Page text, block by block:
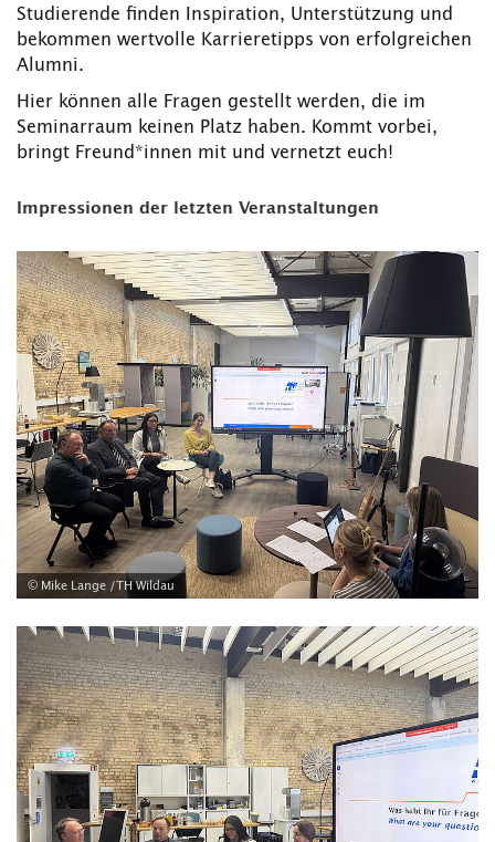
Studierende finden Inspiration, Unterstützung und
bekommen wertvolle Karrieretipps von erfolgreichen
Alumni.
Hier können alle Fragen gestellt werden, die im
Seminarraum keinen Platz haben. Kommt vorbei,
bringt Freund*innen mit und vernetzt euch!
Impressionen der letzten Veranstaltungen
© Mike Lange /TH Wildau